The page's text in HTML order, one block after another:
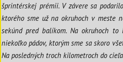
šprintérskej prémii. V závere sa
ktorého sme už na okruhoch v meste
sekúnd pred balíkom. Na okruhoch
niekoľko pádov, ktorým sme sa skoro
Na posledných troch kilometroch do